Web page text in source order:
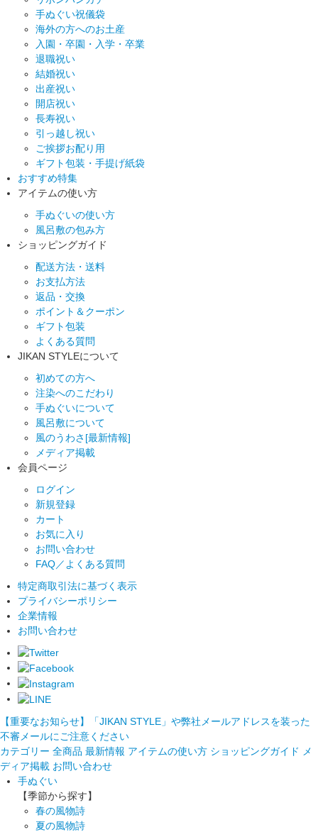
手ぬぐい祝儀袋
海外の方へのお土産
入園・卒園・入学・卒業
退職祝い
結婚祝い
出産祝い
開店祝い
長寿祝い
引っ越し祝い
ご挨拶お配り用
ギフト包装・手提げ紙袋
おすすめ特集
アイテムの使い方
手ぬぐいの使い方
風呂敷の包み方
ショッピングガイド
配送方法・送料
お支払方法
返品・交換
ポイント＆クーポン
ギフト包装
よくある質問
JIKAN STYLEについて
初めての方へ
注染へのこだわり
手ぬぐいについて
風呂敷について
風のうわさ[最新情報]
メディア掲載
会員ページ
ログイン
新規登録
カート
お気に入り
お問い合わせ
FAQ／よくある質問
特定商取引法に基づく表示
プライバシーポリシー
企業情報
お問い合わせ
【重要なお知らせ】「JIKAN STYLE」や弊社メールアドレスを装った
不審メールにご注意ください
カテゴリー 全商品 最新情報 アイテムの使い方 ショッピングガイド
メ
ディア掲載 お問い合わせ
手ぬぐい
【季節から探す】
春の風物詩
夏の風物詩